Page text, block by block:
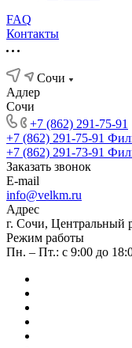
FAQ
Контакты
Сочи
Адлер
Сочи
+7 (862) 291-75-91
+7 (862) 291-75-91
+7 (862) 291-73-91
Заказать звонок
E-mail
info@velkm.ru
Адрес
г. Сочи, Центральный
Режим работы
Пн. – Пт.: с 9:00 до